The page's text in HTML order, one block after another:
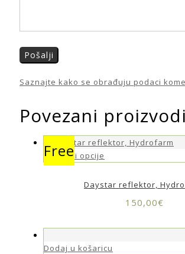
Saznajte kako se obrađuju podaci
Povezani proizvodi
Free
Odaberi opcije
Daystar reflektor,
150,00€
Dodaj u košaricu